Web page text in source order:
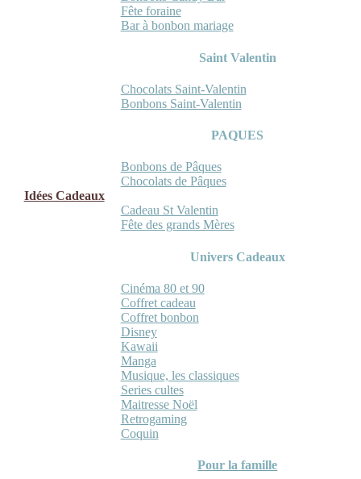
Fête foraine
Bar à bonbon mariage
Saint Valentin
Chocolats Saint-Valentin
Bonbons Saint-Valentin
PAQUES
Bonbons de Pâques
Chocolats de Pâques
Idées Cadeaux
Cadeau St Valentin
Fête des grands Mères
Univers Cadeaux
Cinéma 80 et 90
Coffret cadeau
Coffret bonbon
Disney
Kawaii
Manga
Musique, les classiques
Series cultes
Maitresse Noël
Retrogaming
Coquin
Pour la famille